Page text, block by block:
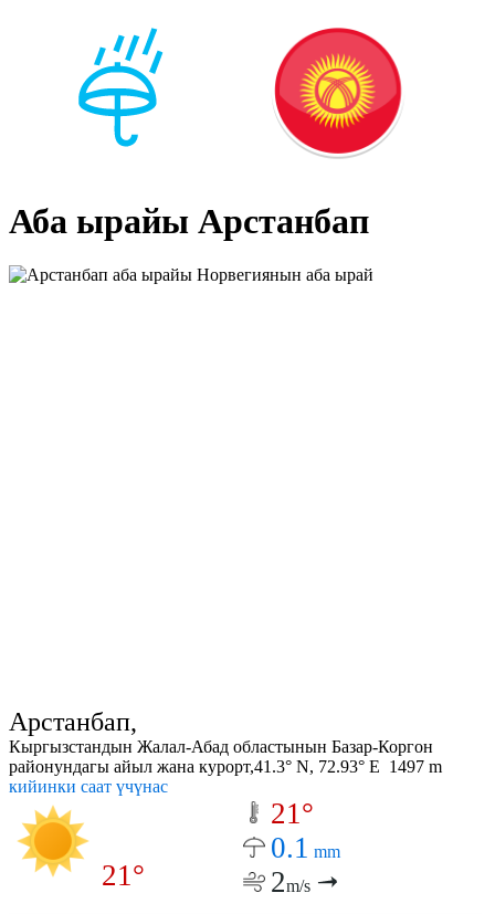
Аба ырайы Арстанбап
Арстанбап,
Кыргызстандын Жалал-Абад областынын Базар-Коргон
районундагы айыл жана курорт,41.3° N, 72.93° E 1497 m
кийинки саат үчүнас
21°
21°
0.1 mm
2m/s